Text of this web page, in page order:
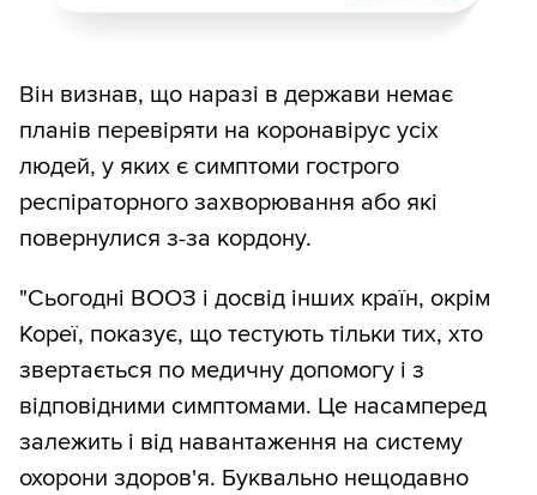
Він визнав, що наразі в держави немає
планів перевіряти на коронавірус усіх
людей, у яких є симптоми гострого
респіраторного захворювання або які
повернулися з-за кордону.
"Сьогодні ВООЗ і досвід інших країн, окрім
Кореї, показує, що тестують тільки тих, хто
звертається по медичну допомогу і з
відповідними симптомами. Це насамперед
залежить і від навантаження на систему
охорони здоров'я. Буквально нещодавно